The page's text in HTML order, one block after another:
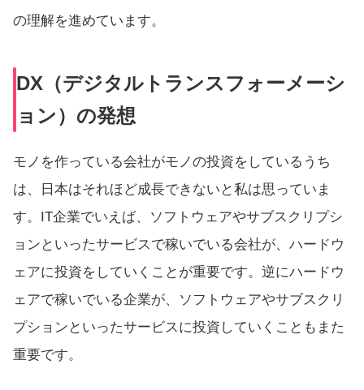
の理解を進めています。
DX（デジタルトランスフォーメーシ
ョン）の発想
モノを作っている会社がモノの投資をしているうち
は、日本はそれほど成長できないと私は思っていま
す。IT企業でいえば、ソフトウェアやサブスクリプシ
ョンといったサービスで稼いでいる会社が、ハードウ
ェアに投資をしていくことが重要です。逆にハードウ
ェアで稼いでいる企業が、ソフトウェアやサブスクリ
プションといったサービスに投資していくこともまた
重要です。